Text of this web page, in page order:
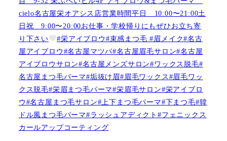
cielo名古屋栄オアシス店営業時間平日 10:00〜21:00土
日祝 9:00〜20:00お仕事・学校帰りにもぜひお立ち寄
り下さい
#栄アイブロウ#束感まつ毛 #眉メイク#名古
屋アイブロウ#名古屋マツパ#名古屋眉毛サロン#名古屋
アイブロウサロン#名古屋メンズサロン#ワックス脱毛#
名古屋まつ毛パーマ#垢抜け眉#眉毛ワックス#眉毛ワッ
クス脱毛#栄眉まつ毛パーマ#栄眉毛サロン#栄アイブロ
ウ#名古屋まつ毛サロン#上下まつ毛パーマ#下まつ毛#韓
ドル風まつ毛パーマ#ラッシュアディクト#フェニックス
カールアップコーティング